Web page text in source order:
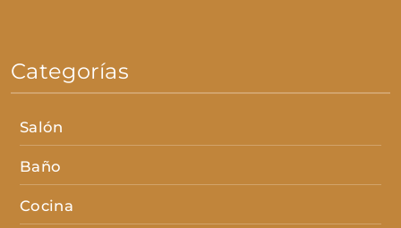
Categorías
Salón
Baño
Cocina